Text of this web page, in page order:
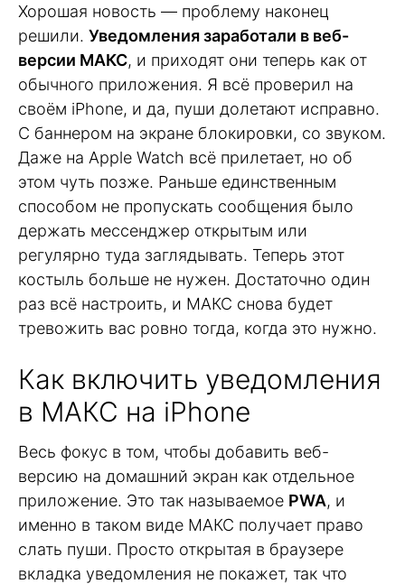
Хорошая новость — проблему наконец
решили. Уведомления заработали в веб-
версии МАКС, и приходят они теперь как от
обычного приложения. Я всё проверил на
своём iPhone, и да, пуши долетают исправно.
С баннером на экране блокировки, со звуком.
Даже на Apple Watch всё прилетает, но об
этом чуть позже. Раньше единственным
способом не пропускать сообщения было
держать мессенджер открытым или
регулярно туда заглядывать. Теперь этот
костыль больше не нужен. Достаточно один
раз всё настроить, и МАКС снова будет
тревожить вас ровно тогда, когда это нужно.
Как включить уведомления
в МАКС на iPhone
Весь фокус в том, чтобы добавить веб-
версию на домашний экран как отдельное
приложение. Это так называемое PWA, и
именно в таком виде МАКС получает право
слать пуши. Просто открытая в браузере
вкладка уведомления не покажет, так что